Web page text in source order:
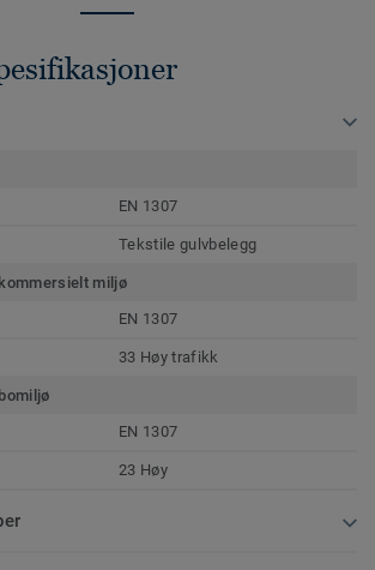
EN 1307
Tekstile gulvbelegg
miljø
EN 1307
33 Høy trafikk
EN 1307
23 Høy